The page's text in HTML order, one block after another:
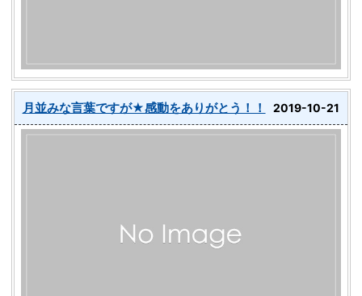
月並みな言葉ですが★感動をありがとう！！ 2019-10-21